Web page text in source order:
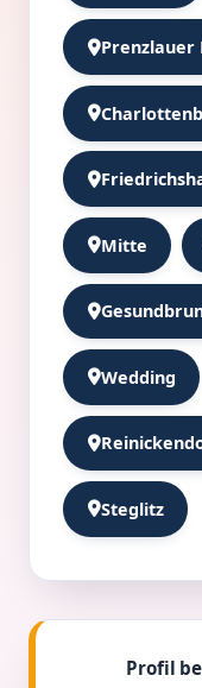
Prenzlauer
Mitte
Wedding
Steglitz
Profil